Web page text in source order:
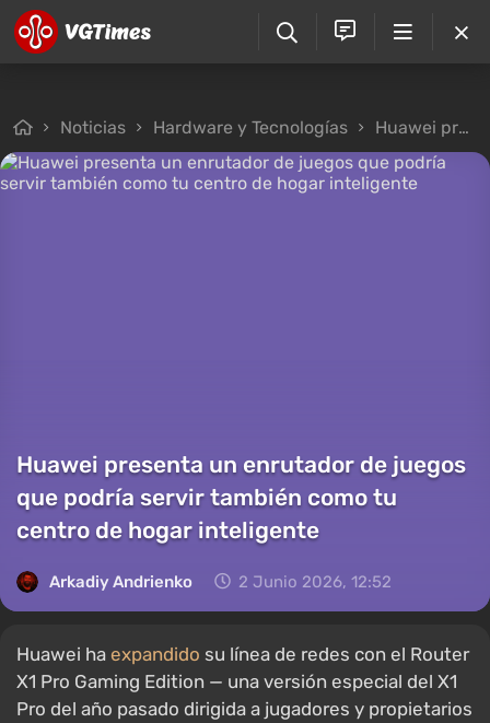
Noticias Hardware y Tecnologías Huawei presenta un enrutador de juegos que podría servir también como tu centro de hogar inteligente
Huawei presenta un enrutador de juegos
que podría servir también como tu
centro de hogar inteligente
Arkadiy Andrienko 2 Junio 2026, 12:52
Huawei ha expandido su línea de redes con el Router
X1 Pro Gaming Edition — una versión especial del X1
Pro del año pasado dirigida a jugadores y propietarios